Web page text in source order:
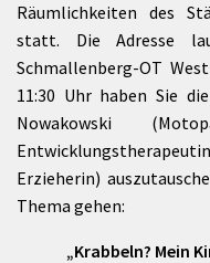
Räumlichkeiten des
statt. Die Adresse
Schmallenberg-OT
11:30 Uhr haben Sie
Nowakowski
Erzieherin)
Thema gehen:
„Krabbeln? Mein